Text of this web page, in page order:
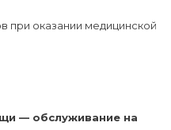
при оказании медицинской
— обслуживание на